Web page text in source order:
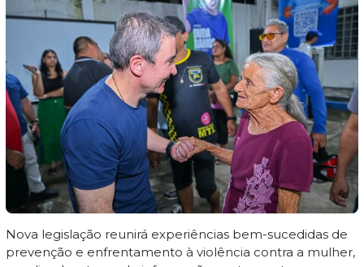
Nova legislação reunirá experiências bem-sucedidas de
prevenção e enfrentamento à violência contra a mulher,